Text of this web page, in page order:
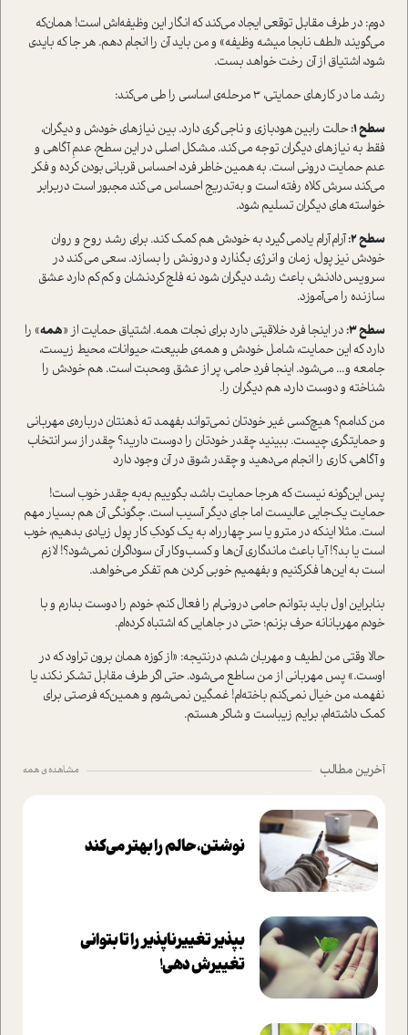
دوم: در طرف مقابل توقعی ایجاد می‌کند که انگار این وظیفه‌اش است! همان‌که
می‌گویند «لطف نابجا میشه وظیفه» و من باید آن را انجام دهم. هر جا که بایدی
شود، اشتیاق از آن رخت خواهد بست.
رشد ما در کارهای حمایتی، 3 مرحله‌ی اساسی را طی می‌کند:
سطح 1: حالت رابین هودبازی و ناجی گری دارد. بین نیازهای خودش و دیگران،
فقط به نیازهای دیگران توجه می کند. مشکل اصلی در این سطح، عدمِ آگاهی و
عدم حمایت درونی است. به همین خاطر فرد، احساس قربانی بودن کرده و فکر
می‌کند سرش کلاه رفته است و به‌تدریج احساس می کند مجبور است دربرابر
خواسته های دیگران تسلیم شود.
سطح 2:
آرام آرام یادمی گیرد به خودش هم کمک کند. برای رشد روح و روان
خودش نیز پول، زمان و انرژی بگذارد و درونش را بسازد. سعی می کند در
سرویس دادنش، باعث رشد دیگران شود نه فلج کردنشان و کم کم دارد عشق
سازنده را می‌آموزد.
سطح 3:
در اینجا فرد خلاقیتی دارد برای نجات همه. اشتیاق حمایت از «همه» را
دارد که این حمایت، شامل خودش و همه‌ی طبیعت، حیوانات، محیط زیست،
جامعه و... می‌شود. اینجا فردِ حامی، پر از عشق ومحبت است. هم خودش را
شناخته و دوست دارد، هم دیگران را.
من کدامم؟ هیچ‌کسی غیر خودتان نمی‌تواند بفهمد ته ذهنتان درباره‌ی مهربانی
و حمایتگری چیست. ببینید چقدر خودتان را دوست دارید؟ چقدر از سر انتخاب
و آگاهی، کاری را انجام می‌دهید و چقدر شوق در آن وجود دارد
پس این‌گونه نیست که هرجا حمایت باشد، بگوییم به‌به چقدر خوب است!
حمایت یک‌جایی عالیست اما جای دیگر آسیب است. چگونگی آن هم بسیار مهم
است. مثلا اینکه در مترو یا سر چهارراه، به یک کودکِ کار پول زیادی بدهیم، خوب
است یا بد؟! آیا باعث ماندگاری آن‌ها و کسب‌و‌کار آن سوداگران نمی‌شود؟! لازم
است به این‌ها فکرکنیم و بفهمیم خوبی‌ کردن هم تفکر می‌خواهد.
بنابراین اول باید بتوانم حامی درونی‌ام را فعال کنم، خودم را دوست بدارم و با
خودم مهربانانه حرف بزنم؛ حتی در جاهایی که اشتباه کرده‌ام.
حالا وقتی من لطیف و مهربان شدم، درنتیجه: «از کوزه همان برون تراود که در
اوست.» پس مهربانی از من ساطع می‌شود. حتی اگر طرف مقابل تشکر نکند یا
نفهمد، من خیال نمی‌کنم باخته‌ام! غمگین نمی‌شوم و همین‌که فرصتی برای
کمک داشته‌ام، برایم زیباست و شاکر هستم.
آخرین مطالب مشاهده ی همه
نوشتن، حالم را بهتر می‌کند
بپذير تغييرناپذير را تا بتواني
تغييرش دهي!‏